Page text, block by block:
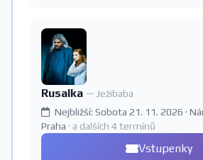
Rusalka — Ježibaba
Nejbližší: Sobota 21. 11. 2026 ·
Praha · a dalších 4 termínů
Vstupenky